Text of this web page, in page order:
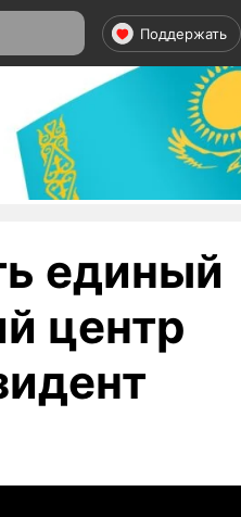
Поддержать
единый
центр